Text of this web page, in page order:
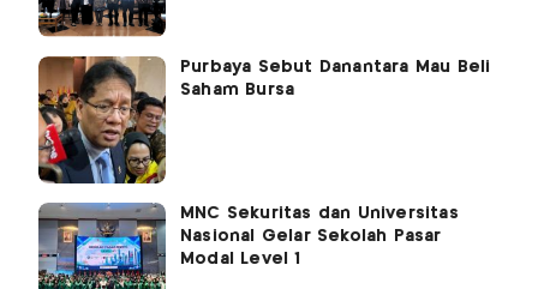
Purbaya Sebut Danantara Mau Beli
Saham Bursa
MNC Sekuritas dan Universitas
Nasional Gelar Sekolah Pasar
Modal Level 1